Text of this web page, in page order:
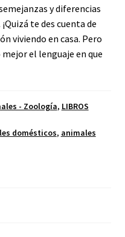
y diferencias
te des cuenta de
viviendo en casa. Pero
el lenguaje en que
- Zoología, LIBROS
domésticos, animales